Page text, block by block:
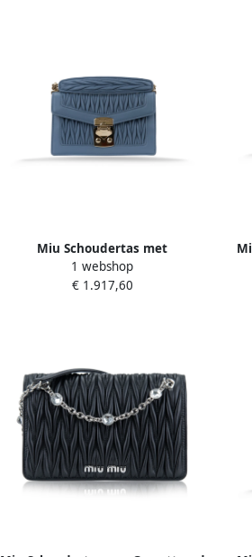
Miu Schoudertas met
drukknoopsluiting Blue Dames
1 webshop
€ 1.917,60